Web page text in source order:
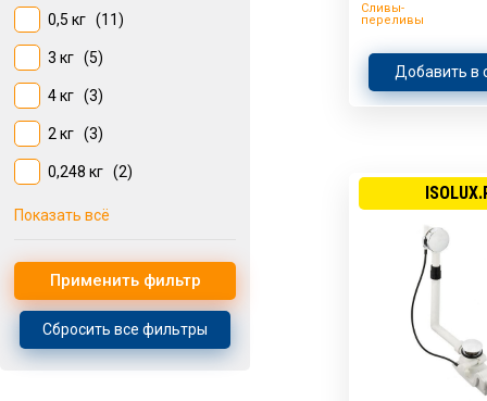
0,5 кг (11)
3 кг (5)
4 кг (3)
2 кг (3)
0,248 кг (2)
0,3 кг(2)
0,1 кг(1)
Показать всё
Применить фильтр
Сбросить все фильтры
Сливы-
переливы
Добавить в